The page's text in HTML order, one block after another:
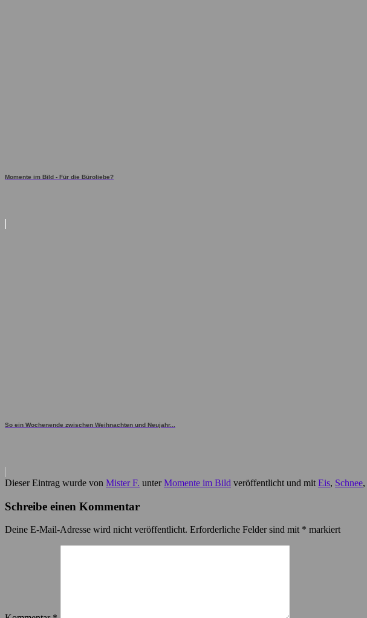
Momente im Bild - Für die Büroliebe?
So ein Wochenende zwischen Weihnachten und Neujahr...
Dieser Eintrag wurde von Mister F. unterMomente im Bild veröffentlicht und mit Eis, Schnee,
Schreibe einen Kommentar
Deine E-Mail-Adresse wird nicht veröffentlicht. Erforderliche Felder sind mit * markiert